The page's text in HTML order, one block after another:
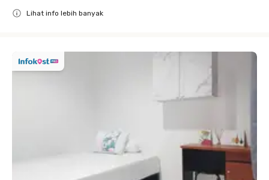
Lihat info lebih banyak